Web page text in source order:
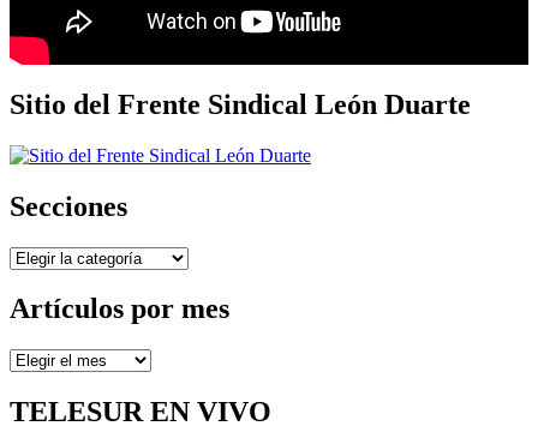
Sitio del Frente Sindical León Duarte
Secciones
Secciones
Artículos por mes
Artículos
mes
TELESUR EN VIVO